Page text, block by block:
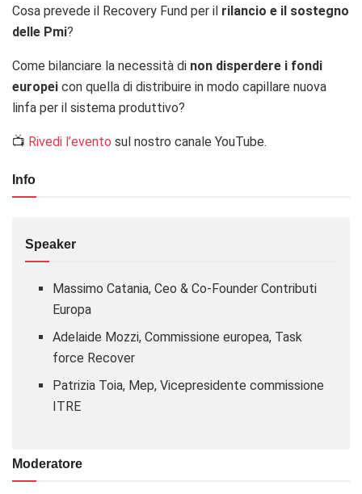
Cosa prevede il Recovery Fund per il rilancio e il sostegno
delle Pmi?
Come bilanciare la necessità di non disperdere i fondi
europei con quella di distribuire in modo capillare nuova
linfa per il sistema produttivo?
📺 Rivedi l’evento sul nostro canale YouTube.
Info
Speaker
Massimo Catania, Ceo & Co-Founder Contributi
Europa
Adelaide Mozzi, Commissione europea, Task
force Recover
Patrizia Toia, Mep, Vicepresidente commissione
ITRE
Moderatore